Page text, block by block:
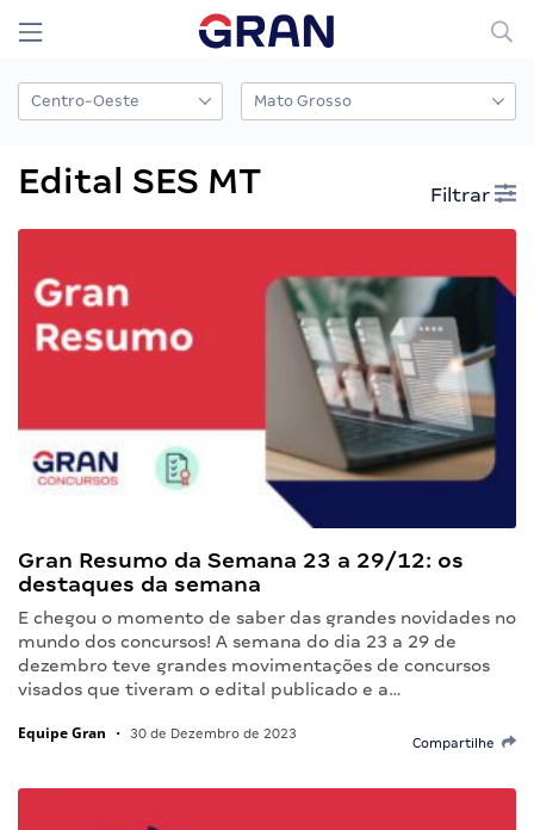
Edital SES MT Filtrar
Gran Resumo da Semana 23 a 29/12: os
destaques da semana
E chegou o momento de saber das grandes novidades no
mundo dos concursos! A semana do dia 23 a 29 de
dezembro teve grandes movimentações de concursos
visados que tiveram o edital publicado e a…
Equipe Gran • 30 de Dezembro de 2023
Compartilhe